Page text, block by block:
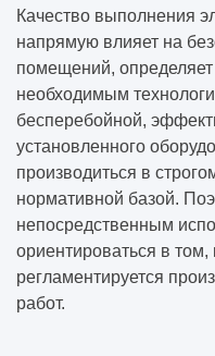
Качество выполнения
напрямую влияет на
помещений, определяет
необходимым
бесперебойной,
установленного
производиться в
нормативной базой.
непосредственным
ориентироваться в том,
регламентируется
работ.